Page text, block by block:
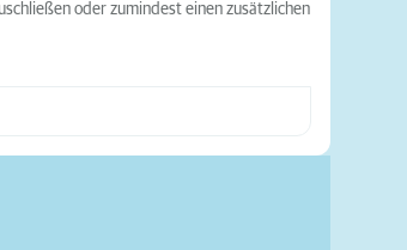
oder zumindest einen zusätzlichen